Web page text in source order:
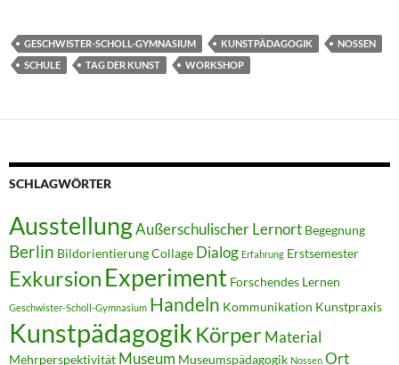
GESCHWISTER-SCHOLL-GYMNASIUM KUNSTPÄDAGOGIK
NOSSEN
SCHULE
TAG DER KUNST WORKSHOP
SCHLAGWÖRTER
AusstellungAußerschulischer Lernort Begegnung
Berlin BildorientierungCollage Dialog Erfahrung Erstsemester
Exkursion Experiment Forschendes Lernen
Geschwister-Scholl-Gymnasium Handeln Kommunikation Kunstpraxis
Kunstpädagogik Körper Material
Mehrperspektivität Museum Museumspädagogik Nossen Ort